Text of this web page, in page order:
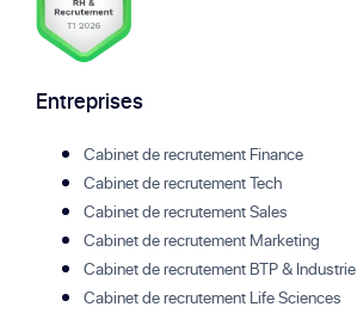
Entreprises
Cabinet de recrutement Finance
Cabinet de recrutement Tech
Cabinet de recrutement Sales
Cabinet de recrutement Marketing
Cabinet de recrutement BTP & Industrie
Cabinet de recrutement Life Sciences